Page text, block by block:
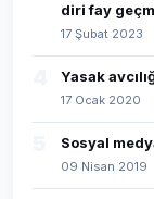
diri fay
17 Şubat 2023
Yasak
17 Ocak 2020
Sosyal
09 Nisan 2019